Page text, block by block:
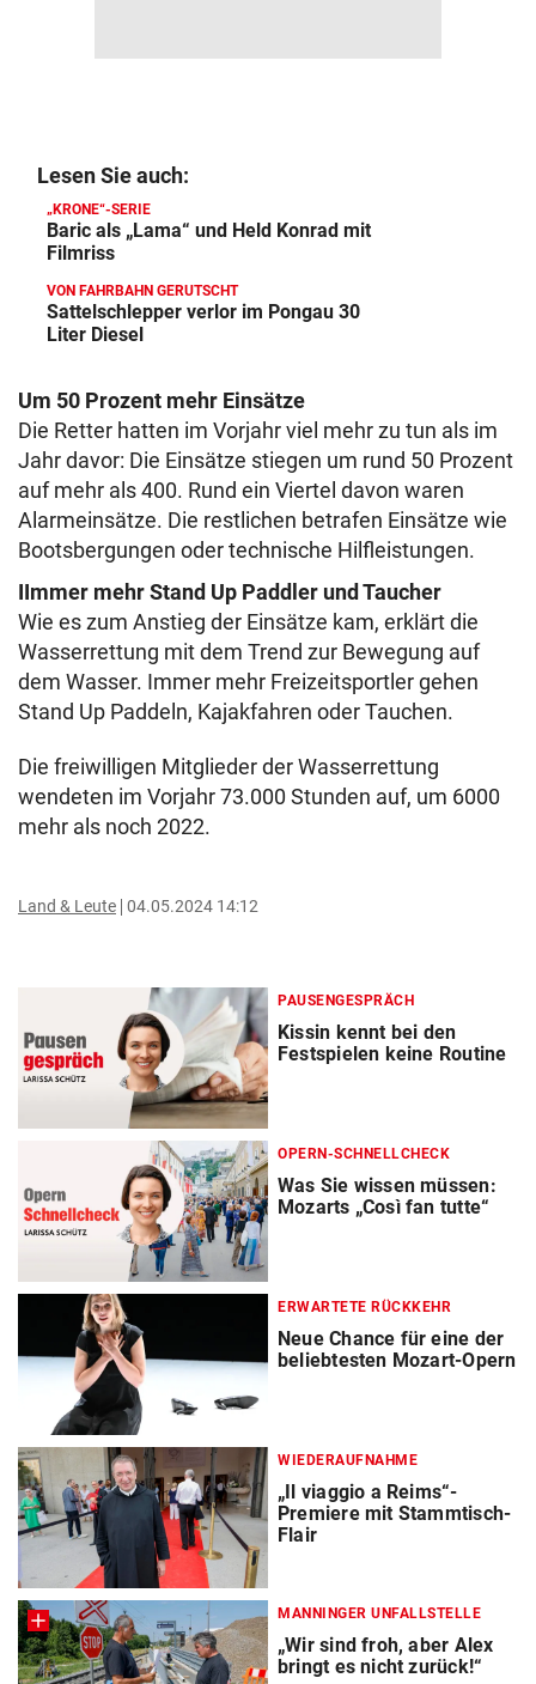
Lesen Sie auch:
„KRONE“-SERIE
Baric als „Lama“ und Held Konrad mit
Filmriss
VON FAHRBAHN GERUTSCHT
Sattelschlepper verlor im Pongau 30
Liter Diesel
Um 50 Prozent mehr Einsätze
Die Retter hatten im Vorjahr viel mehr zu tun als im
Jahr davor: Die Einsätze stiegen um rund 50 Prozent
auf mehr als 400. Rund ein Viertel davon waren
Alarmeinsätze. Die restlichen betrafen Einsätze wie
Bootsbergungen oder technische Hilfleistungen.
IImmer mehr Stand Up Paddler und Taucher
Wie es zum Anstieg der Einsätze kam, erklärt die
Wasserrettung mit dem Trend zur Bewegung auf
dem Wasser. Immer mehr Freizeitsportler gehen
Stand Up Paddeln, Kajakfahren oder Tauchen.
Die freiwilligen Mitglieder der Wasserrettung
wendeten im Vorjahr 73.000 Stunden auf, um 6000
mehr als noch 2022.
Land & Leute 04.05.2024 14:12
PAUSENGESPRÄCH
Kissin kennt bei den
Festspielen keine Routine
OPERN-SCHNELLCHECK
Was Sie wissen müssen:
Mozarts „Così fan tutte“
ERWARTETE RÜCKKEHR
Neue Chance für eine der
beliebtesten Mozart-Opern
WIEDERAUFNAHME
„Il viaggio a Reims“-
Premiere mit Stammtisch-
Flair
MANNINGER UNFALLSTELLE
„Wir sind froh, aber Alex
bringt es nicht zurück!“